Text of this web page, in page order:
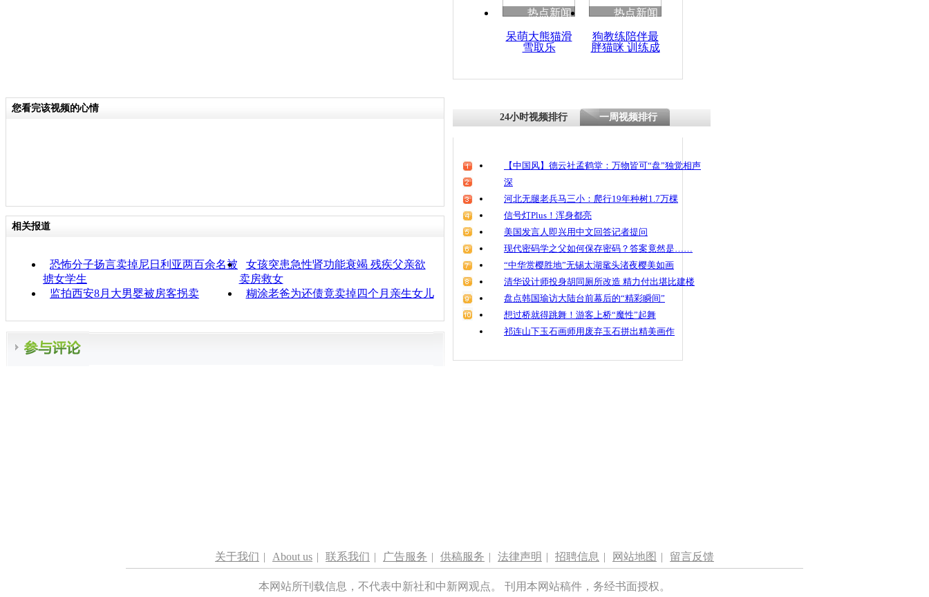
魂
热点新闻
呆萌大熊猫滑
雪取乐
热点新闻
狗教练陪伴最
胖猫咪 训练成
您看完该视频的心情
相关报道
恐怖分子扬言卖掉尼日利亚两百余名被
掳女学生
女孩突患急性肾功能衰竭 残疾父亲欲
卖房救女
监拍西安8月大男婴被房客拐卖
糊涂老爸为还债竟卖掉四个月亲生女儿
24小时视频排行 一周视频排行
【中国风】德云社孟鹤堂：万物皆可“盘”独觉相声
深
河北无腿老兵马三小：爬行19年种树1.7万棵
信号灯Plus！浑身都亮
美国发言人即兴用中文回答记者提问
现代密码学之父如何保存密码？答案竟然是……
“中华赏樱胜地”无锡太湖鼋头渚夜樱美如画
清华设计师投身胡同厕所改造 精力付出堪比建楼
盘点韩国瑜访大陆台前幕后的“精彩瞬间”
想过桥就得跳舞！游客上桥“魔性”起舞
祁连山下玉石画师用废弃玉石拼出精美画作
关于我们 | About us | 联系我们 | 广告服务 | 供稿服务 | 法律声明 | 招聘信息 | 网站地图 | 留言反馈
本网站所刊载信息，不代表中新社和中新网观点。 刊用本网站稿件，务经书面授权。